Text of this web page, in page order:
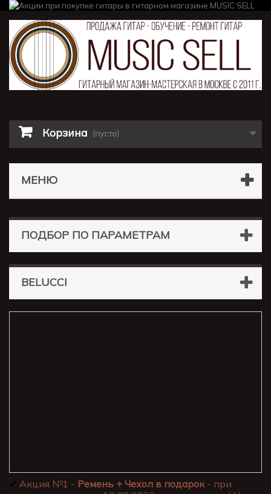
Корзина (пусто)
МЕНЮ
ПОДБОР ПО ПАРАМЕТРАМ
BELUCCI
✔ Акция №1 - Ремень + Чехол в подарок- при